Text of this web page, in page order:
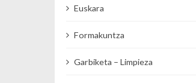
Euskara
Formakuntza
Garbiketa – Limpieza